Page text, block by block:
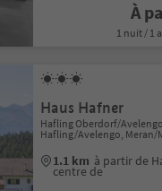
À
1 nuit / 1
Haus Hafner
Hafling Oberdorf/
Hafling/Avelengo, Meran/
1.1 km à partir de
centre de